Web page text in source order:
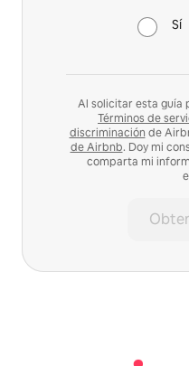
Sí
Al solicitar esta guía
Términos de
discriminación de
de Airbnb. Doy mi
comparta mi